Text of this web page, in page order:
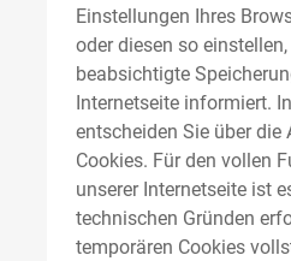
Einstellungen Ihres
oder diesen so
beabsichtigte
Internetseite informiert.
entscheiden Sie über die
Cookies. Für den vollen
unserer Internetseite ist
technischen Gründen
temporären Cookies